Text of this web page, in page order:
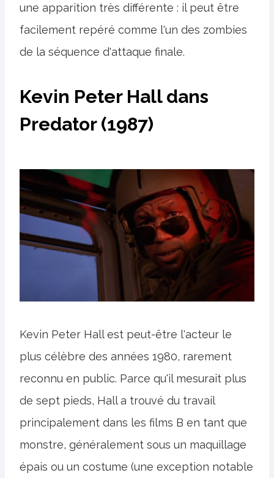
une apparition très différente : il peut être
facilement repéré comme l'un des zombies
de la séquence d'attaque finale.
Kevin Peter Hall dans
Predator (1987)
Kevin Peter Hall est peut-être l'acteur le
plus célèbre des années 1980, rarement
reconnu en public. Parce qu'il mesurait plus
de sept pieds, Hall a trouvé du travail
principalement dans les films B en tant que
monstre, généralement sous un maquillage
épais ou un costume (une exception notable